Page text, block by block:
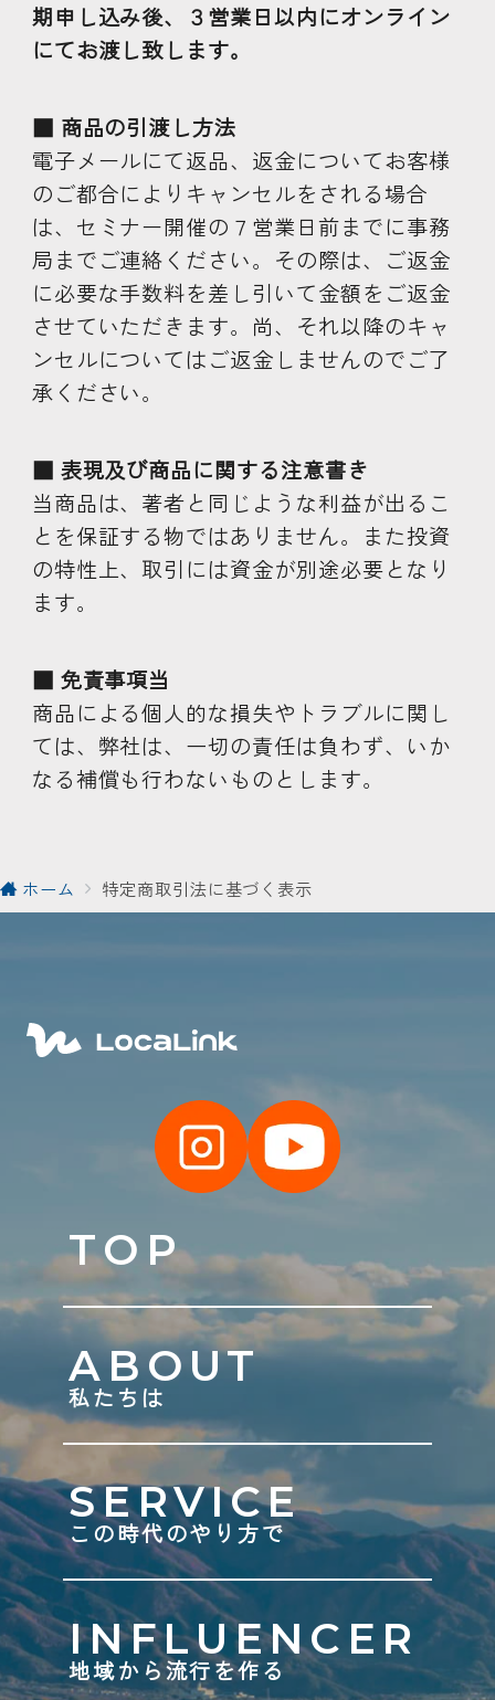
期申し込み後、３営業日以内にオンライン
にてお渡し致します。
■ 商品の引渡し方法
電子メールにて返品、返金についてお客様
のご都合によりキャンセルをされる場合
は、セミナー開催の７営業日前までに事務
局までご連絡ください。その際は、ご返金
に必要な手数料を差し引いて金額をご返金
させていただきます。尚、それ以降のキャ
ンセルについてはご返金しませんのでご了
承ください。
■ 表現及び商品に関する注意書き
当商品は、著者と同じような利益が出るこ
とを保証する物ではありません。また投資
の特性上、取引には資金が別途必要となり
ます。
■ 免責事項当
商品による個人的な損失やトラブルに関し
ては、弊社は、一切の責任は負わず、いか
なる補償も行わないものとします。
ホーム 特定商取引法に基づく表示
TOP
ABOUT
私たちは
SERVICE
この時代のやり方で
INFLUENCER
地域から流行を作る